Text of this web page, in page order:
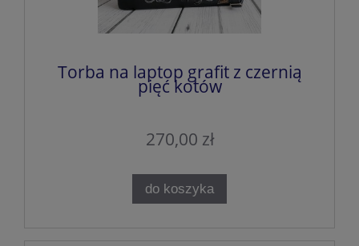
Torba na laptop grafit z czernią
pięć kotów
270,00 zł
do koszyka